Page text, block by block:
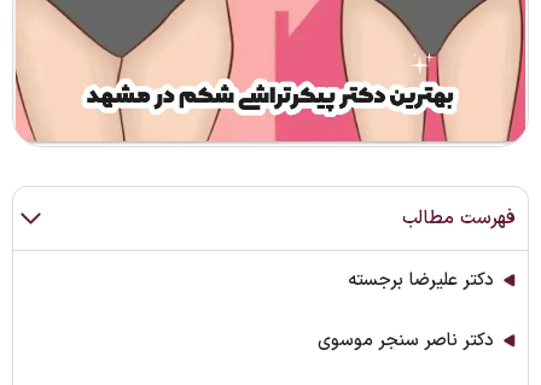
فهرست مطالب
دکتر علیرضا برجسته
دکتر ناصر سنجر موسوی